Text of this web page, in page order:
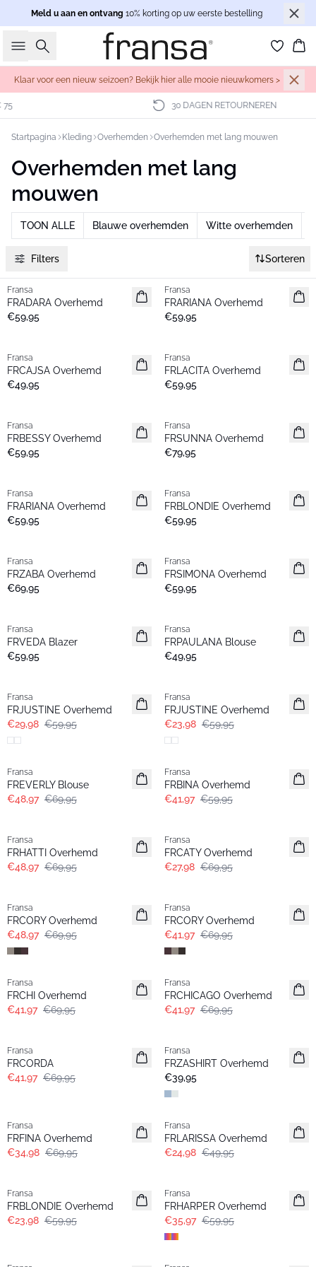
Meld u aan en ontvang 10% korting op uw eerste bestelling
Zoeken
Klaar voor een nieuw seizoen? Bekijk hier alle mooie nieuwkomers >
30 DAGEN RETOURNEREN
Startpagina Kleding Overhemden Overhemden met lang mouwen
Overhemden met lang
mouwen
TOON ALLE Blauwe overhemden Witte overhemden
Filters Sorteren
Nieuw
Fransa
FRADARA Overhemd
€59,95
Nieuw
Fransa
FRARIANA Overhemd
€59,95
Nieuw
Fransa
FRCAJSA Overhemd
€49,95
Nieuw
Fransa
FRLACITA Overhemd
€59,95
Nieuw
Fransa
FRBESSY Overhemd
€59,95
Nieuw
Fransa
FRSUNNA Overhemd
€79,95
Nieuw
Fransa
FRARIANA Overhemd
€59,95
Nieuw
Fransa
FRBLONDIE Overhemd
€59,95
Nieuw
Fransa
FRZABA Overhemd
€69,95
Nieuw
Fransa
FRSIMONA Overhemd
€59,95
Nieuw
Fransa
FRVEDA Blazer
€59,95
Nieuw
Fransa
FRPAULANA Blouse
€49,95
Fransa
FRJUSTINE Overhemd
€29,98 €59,95
Fransa
FRJUSTINE Overhemd
€23,98 €59,95
-30%
Fransa
FREVERLY Blouse
€48,97 €69,95
-30%
Fransa
FRBINA Overhemd
€41,97 €59,95
Fransa
FRHATTI Overhemd
€48,97 €69,95
Fransa
FRCATY Overhemd
€27,98 €69,95
Fransa
FRCORY Overhemd
€48,97 €69,95
Fransa
FRCORY Overhemd
€41,97 €69,95
- 40%
Fransa
FRCHI Overhemd
€41,97 €69,95
- 40%
Fransa
FRCHICAGO Overhemd
€41,97 €69,95
Fransa
FRCORDA
€41,97 €69,95
Basic
Fransa
FRZASHIRT Overhemd
€39,95
Fransa
FRFINA Overhemd
€34,98 €69,95
- 50%
Fransa
FRLARISSA Overhemd
€24,98 €49,95
Fransa
FRBLONDIE Overhemd
€23,98 €59,95
Fransa
FRHARPER Overhemd
€35,97 €59,95
- 40%